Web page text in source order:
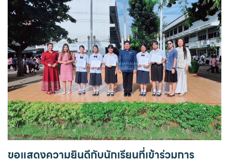
ขอแสดงความยินดีกับนักเรียนที่เข้าร่วมการ